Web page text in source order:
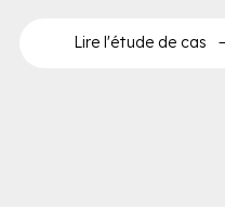
Lire l'étude de cas